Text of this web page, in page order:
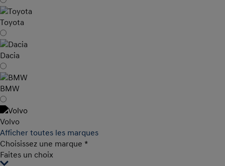
Toyota
Dacia
BMW
Volvo
Afficher toutes les marques
Choisissez une marque *
Faites un choix